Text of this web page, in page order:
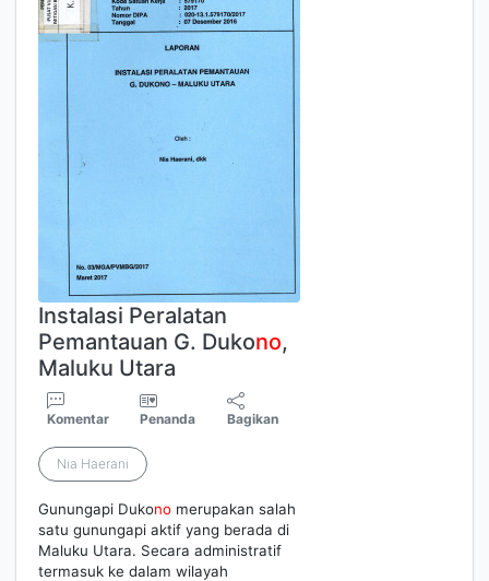
Instalasi Peralatan
Pemantauan G. Dukono,
Maluku Utara
Komentar Penanda Bagikan
Nia Haerani
Gunungapi Dukono merupakan salah
satu gunungapi aktif yang berada di
Maluku Utara. Secara administratif
termasuk ke dalam wilayah